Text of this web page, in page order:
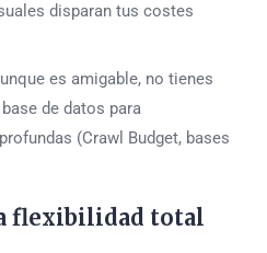
disparan tus costes
es amigable, no tienes
de datos para
(Crawl Budget, bases
flexibilidad total